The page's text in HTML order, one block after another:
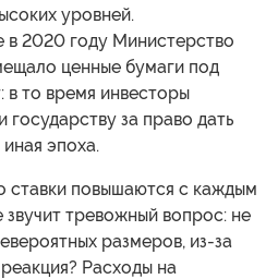
уровней.
в 2020 году Министерство
ценные бумаги под
в то время инвесторы
государству за право дать
эпоха.
ставки повышаются с каждым
тревожный вопрос: не
размеров, из-за
Расходы на